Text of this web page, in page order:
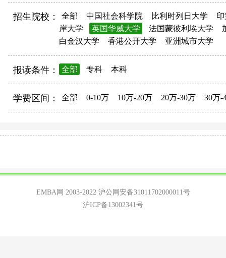
招生院校： 全部 中国社会科学院 比利时列日大学
岸大学
英国华威大学 法国蒙彼利埃大学
白金汉大学
香港公开大学 亚洲城市大学
报读条件： 全部 专科 本科
学费区间： 全部 0-10万 10万-20万 20万-30万 30万-
EMBA网 2003-2022 沪公网安备31011702000011号
沪ICP备13002341号